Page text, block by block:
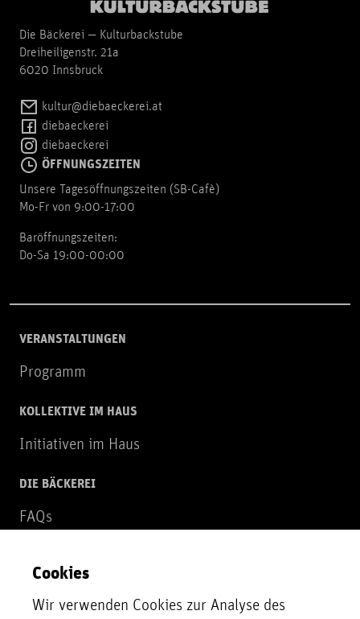
Die Bäckerei — Kulturbackstube
Dreiheiligenstr. 21a
6020 Innsbruck
kultur@diebaeckerei.at
diebaeckerei
diebaeckerei
ÖFFNUNGSZEITEN
Unsere Tagesöffnungszeiten (SB-Cafè)
Mo-Fr von 9:00-17:00
Baröffnungszeiten:
Do-Sa 19:00-00:00
VERANSTALTUNGEN
Programm
KOLLEKTIVE IM HAUS
Initiativen im Haus
DIE BÄCKEREI
FAQs
NEWSLETTER
Zur Newsletter Anmeldung
Cookies
Wir verwenden Cookies zur Analyse des